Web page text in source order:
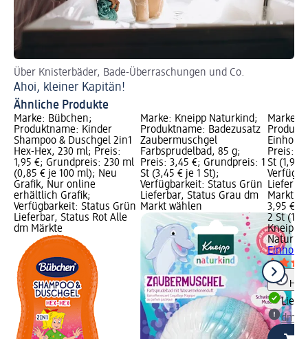
Über Knisterbäder, Bade-Überraschungen und Co.
Ahoi, kleiner Kapitän!
Ähnliche Produkte
Marke: Bübchen;
Produktname: Kinder
Shampoo & Duschgel 2in1
Hex-Hex, 230 ml; Preis:
1,95 €; Grundpreis: 230 ml
(0,85 € je 100 ml); Neu
Grafik, Nur online
erhältlich Grafik;
Verfügbarkeit: Status Grün
Lieferbar, Status Rot Alle
dm Märkte
Marke: Kneipp Naturkind;
Produktname: Badezusatz
Zaubermuschgel
Farbsprudelbad, 85 g;
Preis: 3,45 €; Grundpreis: 1
St (3,45 € je 1 St);
Verfügbarkeit: Status Grün
Lieferbar, Status Grau dm
Markt wählen
Marke:
Preis:
St (1,98
Markt
3,95 €
2 St
Kneipp
dm